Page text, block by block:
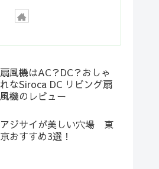
扇風機はAC？DC？おしゃ
れなSiroca DC リビング扇
風機のレビュー
アジサイが美しい穴場 東
京おすすめ3選！